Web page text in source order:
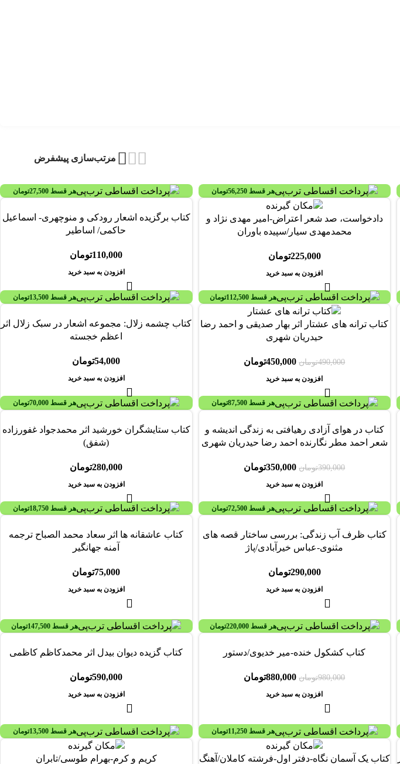
هر قسط56,250تومان
دادخواست، صد شعر اعتراض-امیر مهدی نژاد و
محمدمهدی سیار/سپیده باوران
225,000تومان
افزودن به سبد خرید
هر قسط 27,500تومان
کتاب برگزیده اشعار رودکی و منوچهری- اسماعیل
حاکمی/ اساطیر
110,000تومان
افزودن به سبد خرید
هر قسط112,500تومان
کتاب ترانه های عشتار اثر بهار صدیقی و احمد رضا
حیدریان شهری
490,000تومان 450,000تومان
افزودن به سبد خرید
هر قسط 13,500تومان
کتاب چشمه زلال: مجموعه اشعار در سبک زلال اثر
اعظم خجسته
54,000تومان
افزودن به سبد خرید
هر قسط87,500تومان
کتاب در هوای آزادی رهیافتی به زندگی اندیشه و
شعر احمد مطر نگارنده احمد رضا حیدریان شهری
390,000تومان 350,000تومان
افزودن به سبد خرید
هر قسط 70,000تومان
کتاب ستايشگران خورشيد اثر محمدجواد غفورزاده
(شفق)
280,000تومان
افزودن به سبد خرید
هر قسط72,500تومان
کتاب ظرف آب زندگی: بررسی ساختار قصه های
مثنوی-عباس خیرآبادی/پاژ
290,000تومان
افزودن به سبد خرید
هر قسط 18,750تومان
کتاب عاشقانه ها اثر سعاد محمد الصباح ترجمه
آمنه جهانگیر
75,000تومان
افزودن به سبد خرید
هر قسط220,000تومان
کتاب کشکول خنده-میر خدیوی/دستور
980,000تومان 880,000تومان
افزودن به سبد خرید
هر قسط 147,500تومان
کتاب گزیده دیوان بیدل اثر محمدکاظم کاظمی
590,000تومان
افزودن به سبد خرید
هر قسط11,250تومان
کتاب یک آسمان نگاه-دفتر اول-فرشته کاملان/آهنگ
هر قسط 13,500تومان
کریم و کرم-بهرام طوسی/تابران